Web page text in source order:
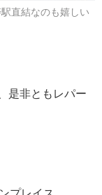
直結なのも嬉しい
是非ともレパー